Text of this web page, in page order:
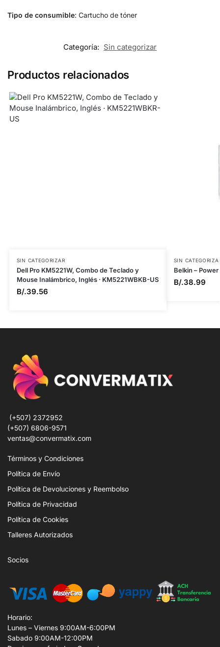
Tipo de consumible: Cartucho de tóner
Categoría: Sin categorizar
Productos relacionados
SIN CATEGORIZAR
Dell Pro KM5221W, Combo de Teclado y
Mouse Inalámbrico, Inglés · KM5221WBKB-US
B/.39.56
SIN
Belkin –
B/.38.99
(+507) 2372952
(+507) 6806-9571
ventas@convermatix.com
Términos y Condiciones
Política de Envío
Política de Devoluciones y Reembolso
Política de Privacidad
Política de Cookies
Talleres Autorizados
Socios
Horario:
Lunes – Viernes 9:00AM-6:00PM
Sabado 9:00AM-12:00PM